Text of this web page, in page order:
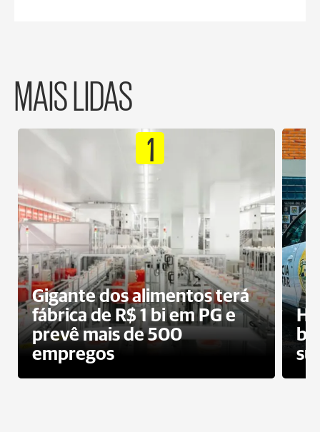
MAIS LIDAS
1
Gigante dos alimentos terá
fábrica de R$ 1 bi em PG e
prevê mais de 500
empregos